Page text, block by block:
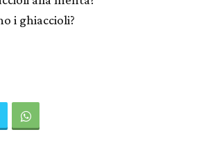
i ghiaccioli?